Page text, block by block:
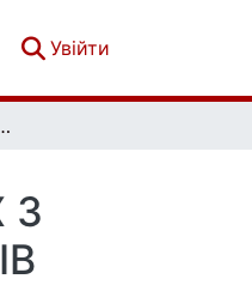
Увійти
СПЕЦИФІЧНИХ ПАРАМЕТРІВ СОЦІАЛЬНИХ МЕРЕЖ
З